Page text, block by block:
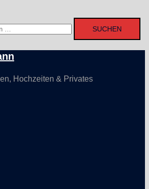
Hochzeiten & Privates